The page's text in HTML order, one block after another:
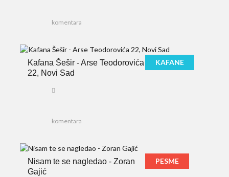
komentara
Kafana Šešir - Arse Teodorovića
22, Novi Sad
KAFANE
komentara
Nisam te se nagledao - Zoran
Gajić
PESME